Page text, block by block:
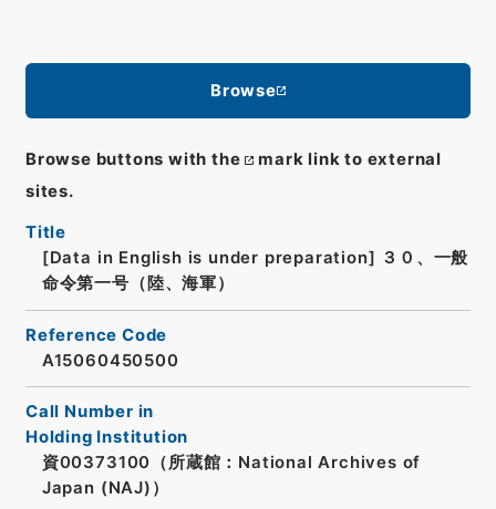
Browse
Browse buttons with the
mark link to external
sites.
Title
[Data in English is under preparation]
３０、一般
命令第一号（陸、海軍）
Reference Code
A15060450500
Call Number in
Holding Institution
資00373100（所蔵館：National Archives of
Japan (NAJ)）